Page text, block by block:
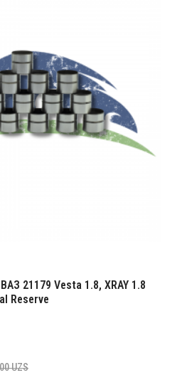
21179 Vesta 1.8, XRAY 1.8
Reserve
UZS